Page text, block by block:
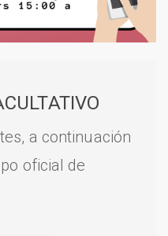
a continuación
oficial de